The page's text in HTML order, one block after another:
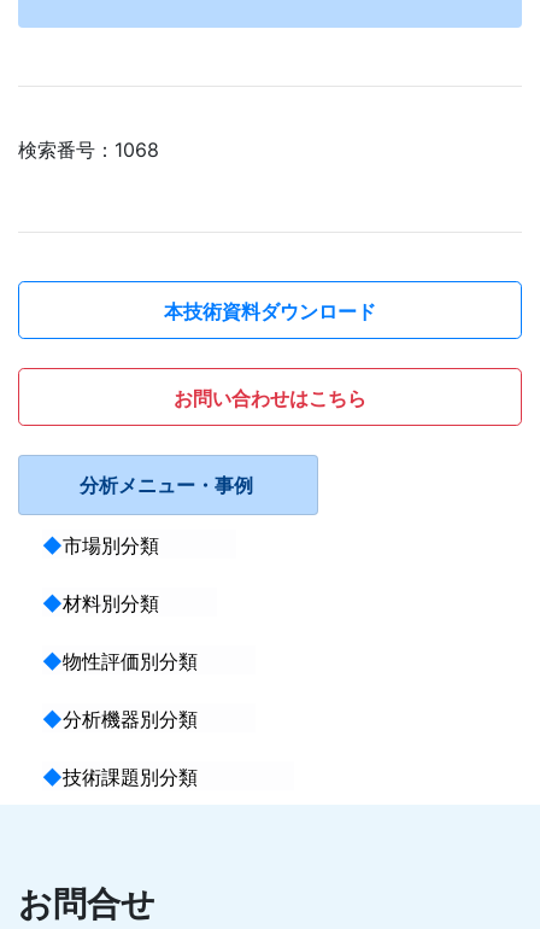
検索番号：1068
本技術資料ダウンロード
お問い合わせはこちら
分析メニュー・事例
◆市場別分類
◆材料別分類
◆物性評価別分類
◆分析機器別分類
◆技術課題別分類
お問合せ